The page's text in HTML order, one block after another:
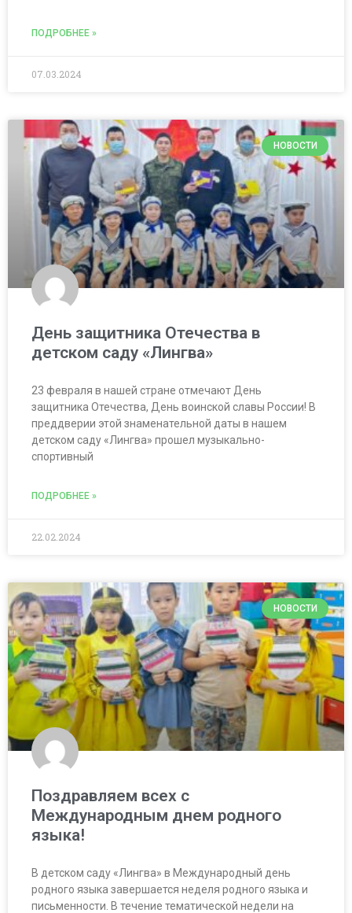
ПОДРОБНЕЕ »
07.03.2024
НОВОСТИ
День защитника Отечества в
детском саду «Лингва»
23 февраля в нашей стране отмечают День
защитника Отечества, День воинской славы России! В
преддверии этой знаменательной даты в нашем
детском саду «Лингва» прошел музыкально-
спортивный
ПОДРОБНЕЕ »
22.02.2024
НОВОСТИ
Поздравляем всех с
Международным днем родного
языка!
В детском саду «Лингва» в Международный день
родного языка завершается неделя родного языка и
письменности. В течение тематической недели на